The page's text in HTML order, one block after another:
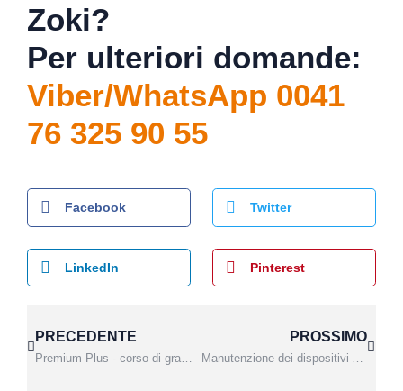
Zoki?
Per ulteriori domande:
Viber/WhatsApp 0041
76 325 90 55
Facebook Twitter
LinkedIn Pinterest
PRECEDENTE
Premium Plus - corso di grammatica in diretta
PROSSIMO
Manutenzione dei dispositivi Android - Cancellazione della memoria cache, della cronologia delle ricerche e dei "cookie"“